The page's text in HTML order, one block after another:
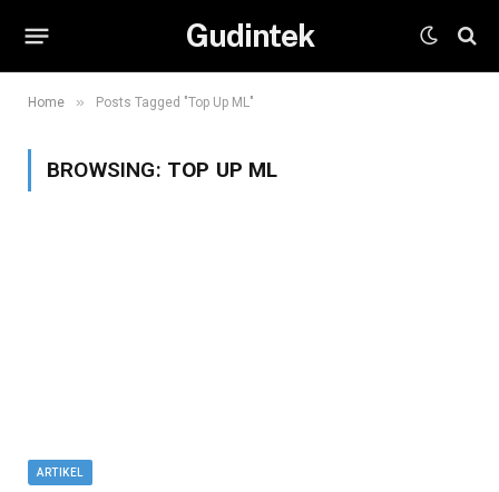
Gudintek
Home » Posts Tagged "Top Up ML"
BROWSING: TOP UP ML
ARTIKEL